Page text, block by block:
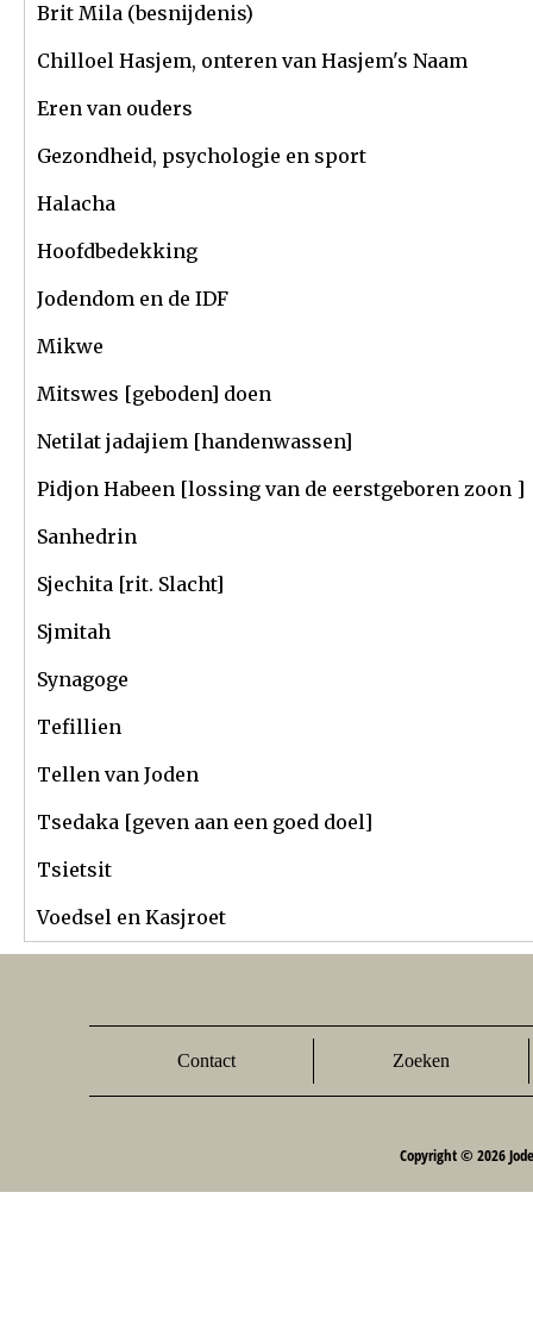
Brit Mila (besnijdenis)
Chilloel Hasjem, onteren van Hasjem's Naam
Eren van ouders
Gezondheid, psychologie en sport
Halacha
Hoofdbedekking
Jodendom en de IDF
Mikwe
Mitswes [geboden] doen
Netilat jadajiem [handenwassen]
Pidjon Habeen [lossing van de eerstgeboren zoon ]
Sanhedrin
Sjechita [rit. Slacht]
Sjmitah
Synagoge
Tefillien
Tellen van Joden
Tsedaka [geven aan een goed doel]
Tsietsit
Voedsel en Kasjroet
Contact Zoeken
Copyright © 2026